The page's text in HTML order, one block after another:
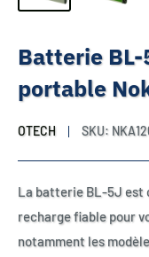
Batterie
portable
OTECH SKU:
La batterie BL-5J est
recharge fiable pour
notamment les